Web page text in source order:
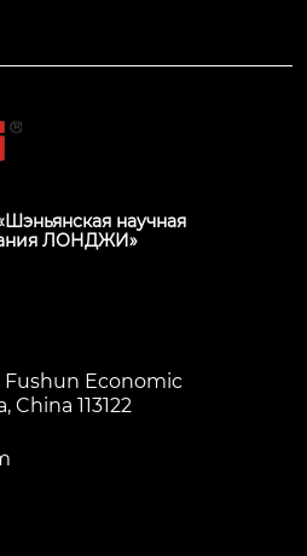
научная
ЛОНДЖИ»
Fushun Economic
113122